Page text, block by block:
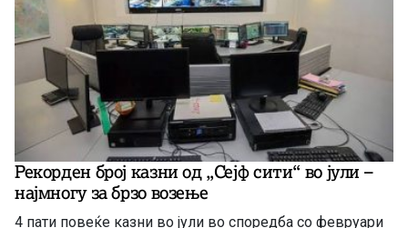
Рекорден број казни од „Сејф сити“ во јули –
најмногу за брзо возење
4 пати повеќе казни во јули во споредба со февруари